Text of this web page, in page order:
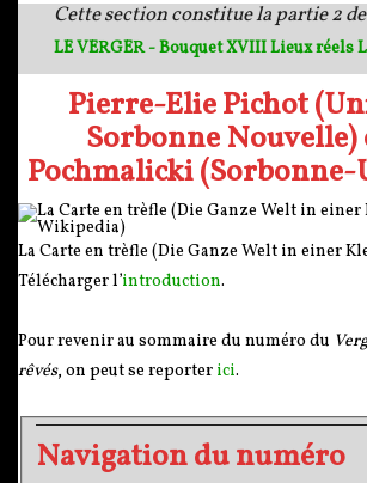
Cette section constitue la partie 2
LE VERGER - Bouquet XVIII Lieux réels
Pierre-Elie Pichot
Sorbonne Nouvelle)
Pochmalicki
La Carte en trèfle (Die Ganze Welt in einer
Télécharger l’introduction.
Pour revenir au sommaire du numéro du
rêvés, on peut se reporter ici.
Navigation du numéro